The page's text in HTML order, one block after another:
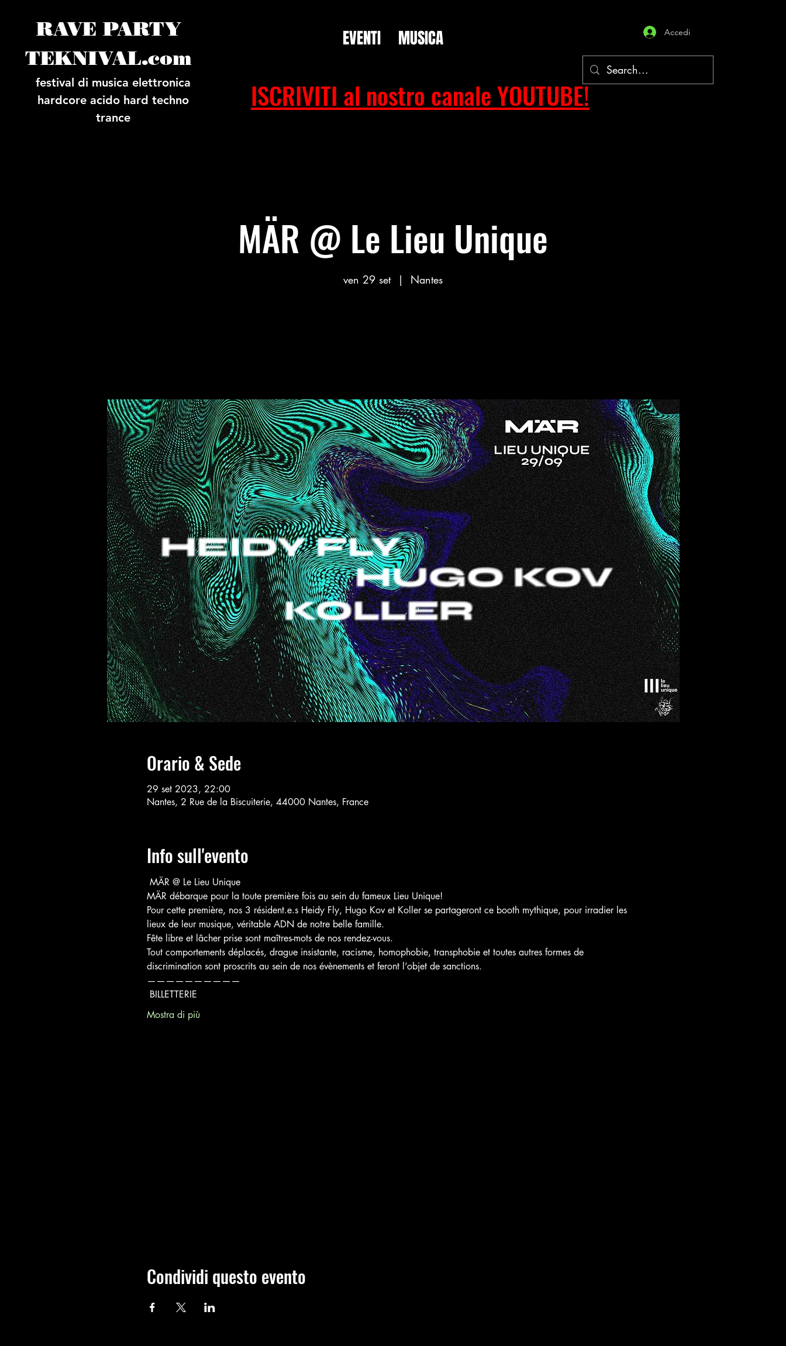
RAVE PARTY
TEKNIVAL.com
festival di musica elettronica
hardcore acido hard techno
trance
ISCRIVITI al nostro canale YOUTUBE!
Accedi
EVENTI MUSICA
MÄR @ Le Lieu Unique
ven 29 set
  |
Nantes
Orario & Sede
29 set 2023, 22:00
Nantes, 2 Rue de la Biscuiterie, 44000 Nantes, France
Info sull'evento
MÄR @ Le Lieu Unique
MÄR débarque pour la toute première fois au sein du fameux Lieu Unique!
Pour cette première, nos 3 résident.e.s Heidy Fly, Hugo Kov et Koller se partageront ce booth mythique, pour irradier les
lieux de leur musique, véritable ADN de notre belle famille.
Fête libre et lâcher prise sont maîtres-mots de nos rendez-vous.
Tout comportements déplacés, drague insistante, racisme, homophobie, transphobie et toutes autres formes de
discrimination sont proscrits au sein de nos évènements et feront l’objet de sanctions.
——————————
BILLETTERIE
Mostra di più
Condividi questo evento